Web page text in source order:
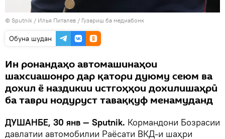
© Sputnik / Илья Питалев / Гузариш ба медиабонк
Обуна шудан
Ин ронандаҳо автомашинаҳои
шахсиашонро дар қатори дуюму сеюм ва
дохил ё наздикии истгоҳҳои дохилишаҳрӣ
ба таври нодуруст таваққуф менамуданд
ДУШАНБЕ, 30 янв — Sputnik. Кормандони Бозрасии
давлатии автомобилии Раёсати ВКД-и шаҳри